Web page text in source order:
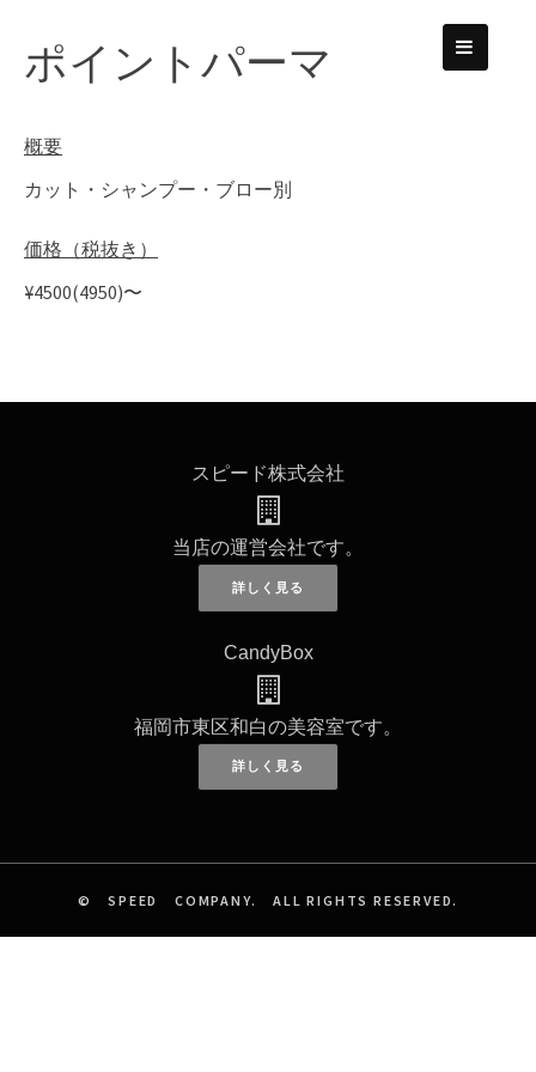
content
ポイントパーマ
概要
カット・シャンプー・ブロー別
価格（税抜き）
¥4500(4950)〜
スピード株式会社
当店の運営会社です。
CandyBox
福岡市東区和白の美容室です。
© SPEED COMPANY. ALL RIGHTS RESERVED.